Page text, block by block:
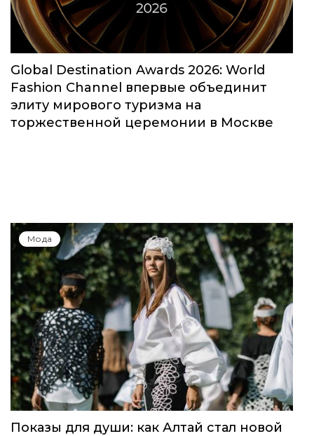
Global Destination Awards 2026: World
Fashion Channel впервые объединит
элиту мирового туризма на
торжественной церемонии в Москве
Мода
Показы для души: как Алтай стал новой